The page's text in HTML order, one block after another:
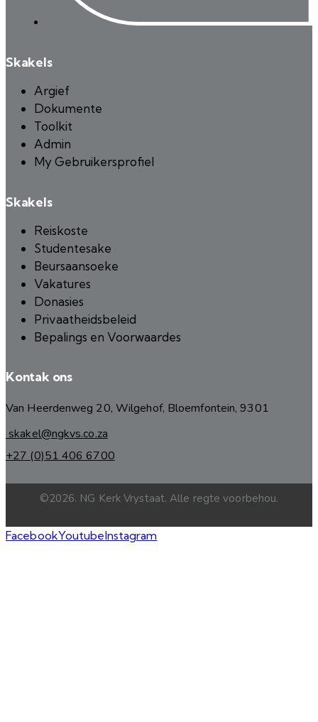
Skakels
Argief
Dokumente
Toolkit
Admin
My Gebruikersprofiel
Skakels
Reiskoste
Studentesake
Beursaansoeke
Vakatures
Donasies
Privaatheidsbeleid
Bepalings en Voorwaardes
Kontak ons
Van Heerdenweg 20, Wilgehof, Bloemfontein, 9301
skakel@ngkvs.co.za
+27 (0)51 406 6700
©2026. NG Kerk Vrystaat. Alle regte voorbehou.
FacebookYoutubeInstagram